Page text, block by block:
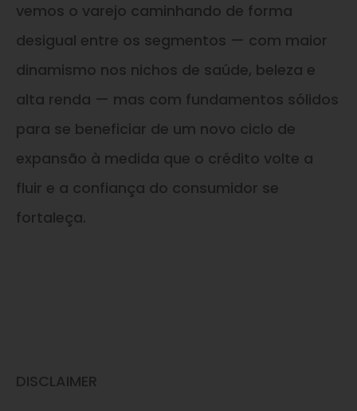
vemos o varejo caminhando de forma
desigual entre os segmentos — com maior
dinamismo nos nichos de saúde, beleza e
alta renda — mas com fundamentos sólidos
para se beneficiar de um novo ciclo de
expansão à medida que o crédito volte a
fluir e a confiança do consumidor se
fortaleça.
DISCLAIMER